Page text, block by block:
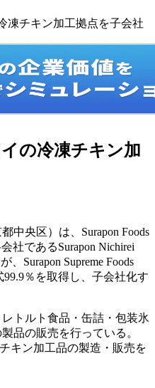
凍チキン加工拠点を子会社
の冷凍チキン加
中央区）は、Surapon Foods
社であるSurapon Nichirei
、Surapon Supreme Foods
99.9％を取得し、子会社化す
トルト食品・缶詰・包装氷
品の販売を行っている。
チキン加工品の製造・販売を